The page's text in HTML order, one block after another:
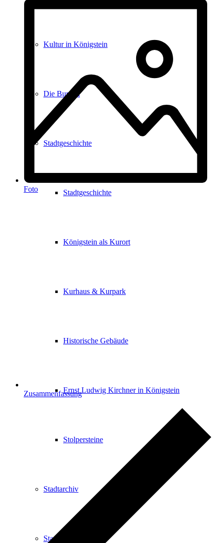
Kultur in Königstein
Die Burgen
Stadtgeschichte
Stadtgeschichte
Königstein als Kurort
Kurhaus & Kurpark
Historische Gebäude
Ernst Ludwig Kirchner in Königstein
Stolpersteine
Stadtarchiv
Stadtbibliothek
Foto
Zusammenfassung